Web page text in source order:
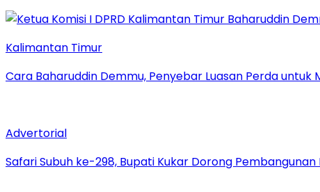
Kalimantan Timur
Cara Baharuddin Demmu, Penyebar Luasan Perda untuk
Advertorial
Safari Subuh ke-298, Bupati Kukar Dorong